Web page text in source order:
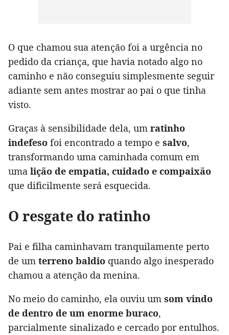
O que chamou sua atenção foi a urgência no
pedido da criança, que havia notado algo no
caminho e não conseguiu simplesmente seguir
adiante sem antes mostrar ao pai o que tinha
visto.
Graças à sensibilidade dela, um ratinho
indefeso foi encontrado a tempo e salvo,
transformando uma caminhada comum em
uma lição de empatia, cuidado e compaixão
que dificilmente será esquecida.
O resgate do ratinho
Pai e filha caminhavam tranquilamente perto
de um terreno baldio quando algo inesperado
chamou a atenção da menina.
No meio do caminho, ela ouviu um som vindo
de dentro de um enorme buraco,
parcialmente sinalizado e cercado por entulhos.